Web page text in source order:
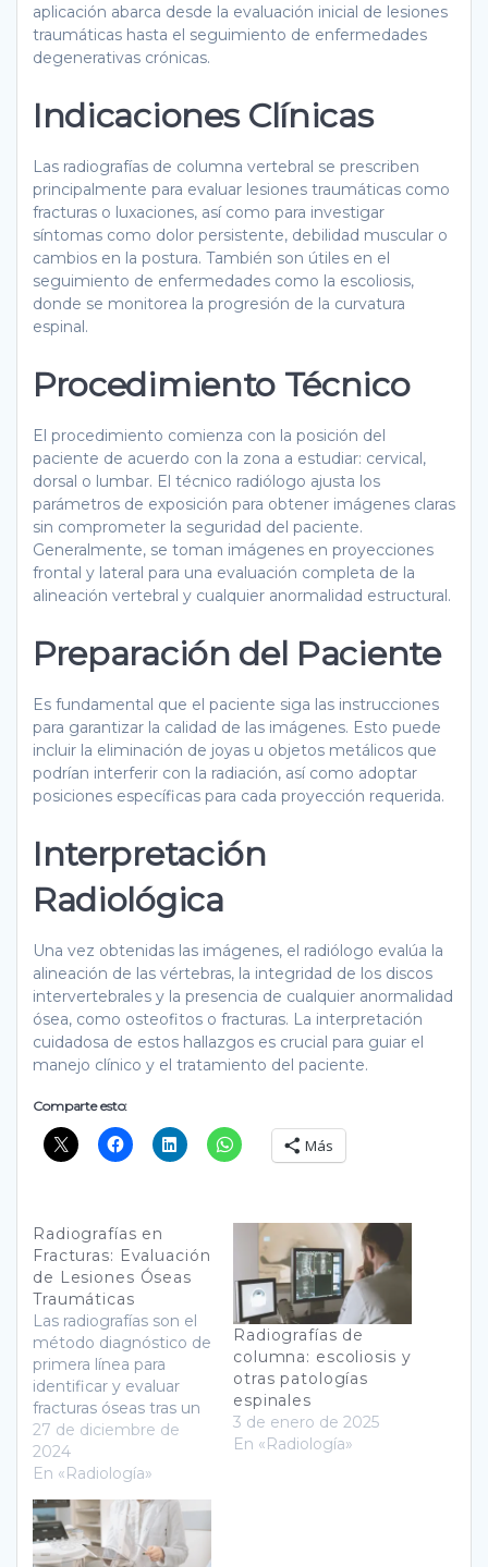
aplicación abarca desde la evaluación inicial de lesiones
traumáticas hasta el seguimiento de enfermedades
degenerativas crónicas.
Indicaciones Clínicas
Las radiografías de columna vertebral se prescriben
principalmente para evaluar lesiones traumáticas como
fracturas o luxaciones, así como para investigar
síntomas como dolor persistente, debilidad muscular o
cambios en la postura. También son útiles en el
seguimiento de enfermedades como la escoliosis,
donde se monitorea la progresión de la curvatura
espinal.
Procedimiento Técnico
El procedimiento comienza con la posición del
paciente de acuerdo con la zona a estudiar: cervical,
dorsal o lumbar. El técnico radiólogo ajusta los
parámetros de exposición para obtener imágenes claras
sin comprometer la seguridad del paciente.
Generalmente, se toman imágenes en proyecciones
frontal y lateral para una evaluación completa de la
alineación vertebral y cualquier anormalidad estructural.
Preparación del Paciente
Es fundamental que el paciente siga las instrucciones
para garantizar la calidad de las imágenes. Esto puede
incluir la eliminación de joyas u objetos metálicos que
podrían interferir con la radiación, así como adoptar
posiciones específicas para cada proyección requerida.
Interpretación
Radiológica
Una vez obtenidas las imágenes, el radiólogo evalúa la
alineación de las vértebras, la integridad de los discos
intervertebrales y la presencia de cualquier anormalidad
ósea, como osteofitos o fracturas. La interpretación
cuidadosa de estos hallazgos es crucial para guiar el
manejo clínico y el tratamiento del paciente.
Comparte esto:
Más
Radiografías en
Fracturas: Evaluación
de Lesiones Óseas
Traumáticas
Las radiografías son el
método diagnóstico de
primera línea para
identificar y evaluar
fracturas óseas tras un
trauma. Este
procedimiento no
invasivo genera
imágenes claras del
esqueleto. Esto
permite a los médicos
determinar el tipo, la
27 de diciembre de
2024
En «Radiología»
Radiografías de
columna: escoliosis y
otras patologías
espinales
3 de enero de 2025
En «Radiología»